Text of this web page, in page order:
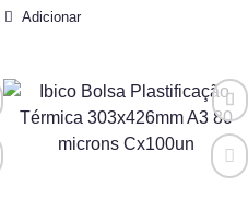
Adicionar